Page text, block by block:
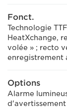
Fonct.
Technologie
HeatXchange,
volée » ; recto
enregistrement
Options
Alarme